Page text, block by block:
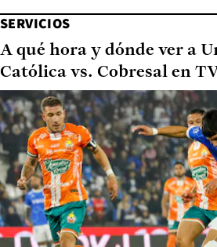
SERVICIOS
A qué hora y dónde ver a
Católica vs. Cobresal en